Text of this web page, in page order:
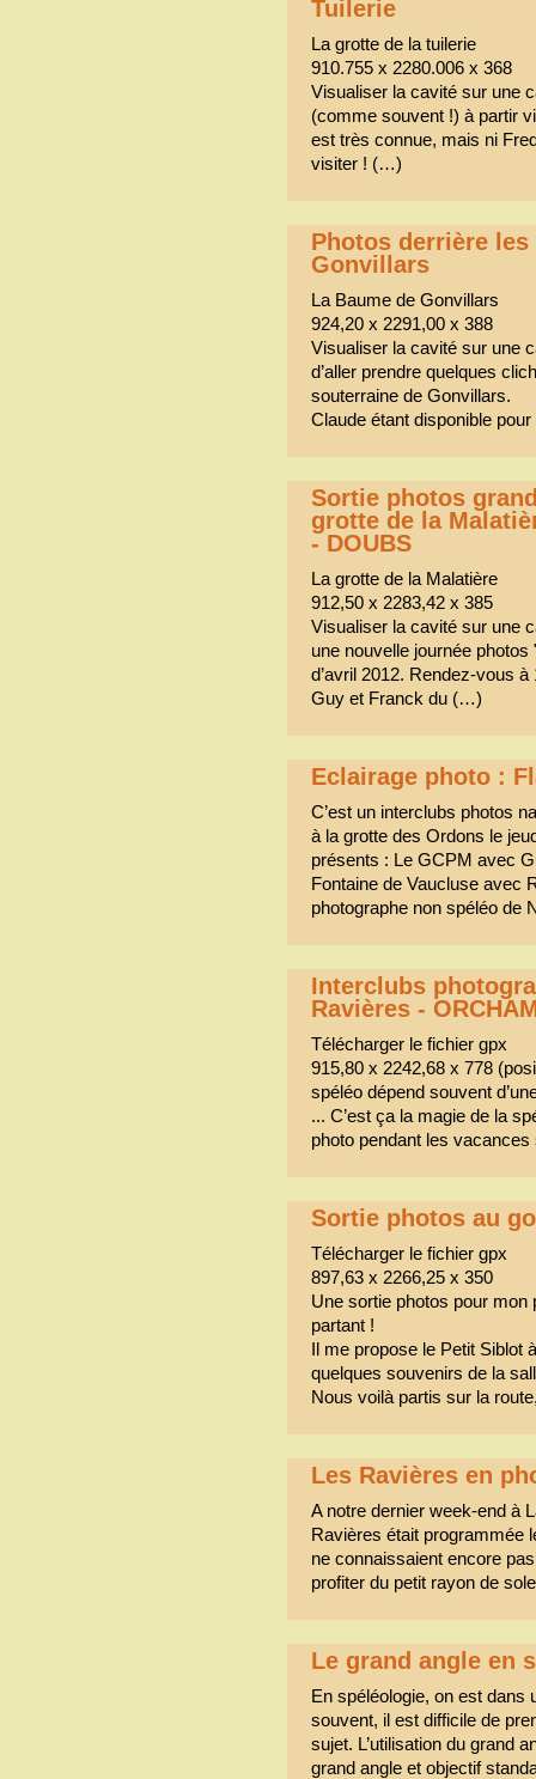
Tuilerie
La grotte de la tuilerie
910.755 x 2280.006 x 368
Visualiser la cavité sur une
(comme souvent !) à partir
est très connue, mais ni
visiter ! (…)
Photos derrière
Gonvillars
La Baume de Gonvillars
924,20 x 2291,00 x 388
Visualiser la cavité sur une
d’aller prendre quelques
souterraine de Gonvillars.
Claude étant disponible
Sortie photos
grotte de la
- DOUBS
La grotte de la Malatière
912,50 x 2283,42 x 385
Visualiser la cavité sur une
une nouvelle journée
d’avril 2012. Rendez-vous
Guy et Franck du (…)
Eclairage photo :
C’est un interclubs photos
à la grotte des Ordons le
présents : Le GCPM avec
Fontaine de Vaucluse avec
photographe non spéléo
Interclubs
Ravières -
Télécharger le fichier gpx
915,80 x 2242,68 x 778
spéléo dépend souvent
... C’est ça la magie de la
photo pendant les
Sortie photos au
Télécharger le fichier gpx
897,63 x 2266,25 x 350
Une sortie photos pour
partant !
Il me propose le Petit Siblot
quelques souvenirs de la
Nous voilà partis sur la
Les Ravières en
A notre dernier week-end à
Ravières était programmée
ne connaissaient encore
profiter du petit rayon de
Le grand angle en
En spéléologie, on est dans
souvent, il est difficile de
sujet. L’utilisation du grand
grand angle et objectif